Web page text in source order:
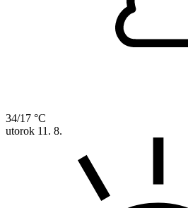
34/17 °C
utorok 11. 8.